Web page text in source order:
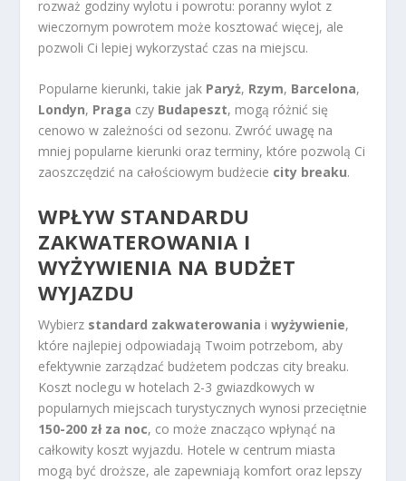
rozważ godziny wylotu i powrotu: poranny wylot z
wieczornym powrotem może kosztować więcej, ale
pozwoli Ci lepiej wykorzystać czas na miejscu.
Popularne kierunki, takie jak Paryż, Rzym, Barcelona,
Londyn, Praga czy Budapeszt, mogą różnić się
cenowo w zależności od sezonu. Zwróć uwagę na
mniej popularne kierunki oraz terminy, które pozwolą Ci
zaoszczędzić na całościowym budżecie city breaku.
WPŁYW STANDARDU
ZAKWATEROWANIA I
WYŻYWIENIA NA BUDŻET
WYJAZDU
Wybierz standard zakwaterowania iwyżywienie,
które najlepiej odpowiadają Twoim potrzebom, aby
efektywnie zarządzać budżetem podczas city breaku.
Koszt noclegu w hotelach 2-3 gwiazdkowych w
popularnych miejscach turystycznych wynosi przeciętnie
150-200 zł za noc, co może znacząco wpłynąć na
całkowity koszt wyjazdu. Hotele w centrum miasta
mogą być droższe, ale zapewniają komfort oraz lepszy